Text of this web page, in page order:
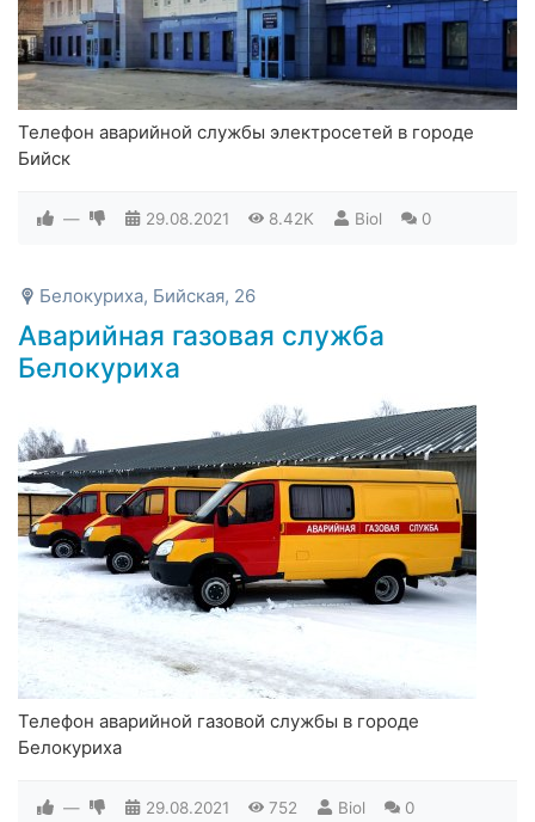
Телефон аварийной службы электросетей в городе
Бийск
— 29.08.2021 8.42K Biol 0
Белокуриха, Бийская, 26
Аварийная газовая служба
Белокуриха
Телефон аварийной газовой службы в городе
Белокуриха
— 29.08.2021 752 Biol 0